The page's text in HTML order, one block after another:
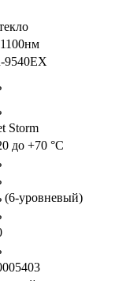
9540EX
Storm
до +70 °С
(6-уровневый)